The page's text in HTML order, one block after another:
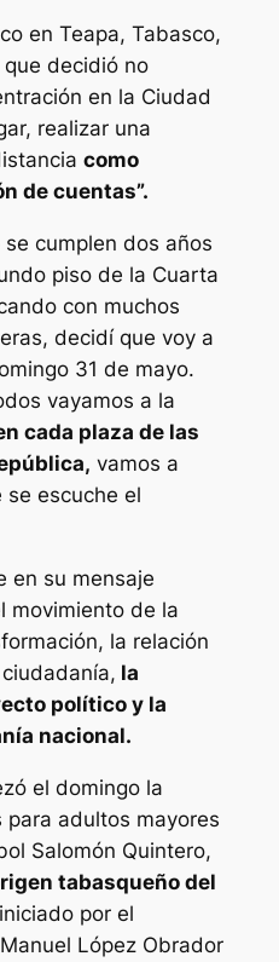
en Teapa, Tabasco,
decidió no
en la Ciudad
realizar una
como
de cuentas”.
se cumplen dos años
piso de la Cuarta
con muchos
decidí que voy a
31 de mayo.
vayamos a la
cada plaza de las
vamos a
se escuche el
en su mensaje
movimiento de la
la relación
la
político y la
nacional.
el domingo la
adultos mayores
Salomón Quintero,
tabasqueño del
por el
López Obrador